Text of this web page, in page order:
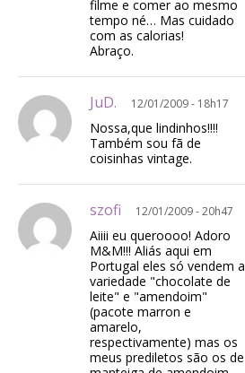
filme e comer ao mesmo
tempo né… Mas cuidado
com as calorias!
Abraço.
JuD. 12/01/2009 - 18h17
Nossa,que lindinhos!!!!
Também sou fã de
coisinhas vintage.
szofi 12/01/2009 - 20h47
Aiiii eu queroooo! Adoro
M&M!!! Aliás aqui em
Portugal eles só vendem a
variedade "chocolate de
leite" e "amendoim"
(pacote marron e
amarelo,
respectivamente) mas os
meus prediletos são os de